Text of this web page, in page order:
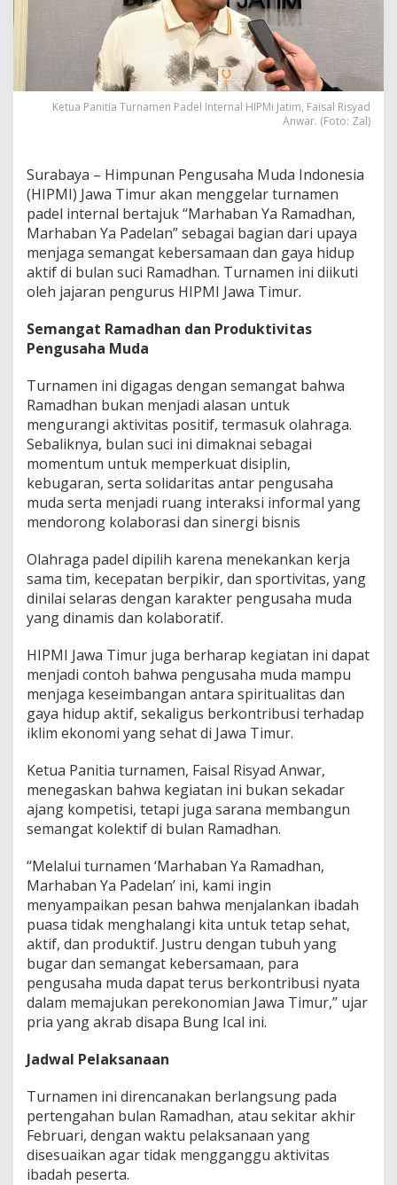
u
e
n
e
I
n
e
r
n
a
S
u
t
R
a
m
a
d
h
a
Ketua Panitia Turnamen Padel Internal HIPMi Jatim, Faisal Risyad
Anwar. (Foto: Zal)
Surabaya – Himpunan Pengusaha Muda Indonesia
(HIPMI) Jawa Timur akan menggelar turnamen
padel internal bertajuk “Marhaban Ya Ramadhan,
Marhaban Ya Padelan” sebagai bagian dari upaya
menjaga semangat kebersamaan dan gaya hidup
aktif di bulan suci Ramadhan. Turnamen ini diikuti
oleh jajaran pengurus HIPMI Jawa Timur.
Semangat Ramadhan dan Produktivitas
Pengusaha Muda
Turnamen ini digagas dengan semangat bahwa
Ramadhan bukan menjadi alasan untuk
mengurangi aktivitas positif, termasuk olahraga.
Sebaliknya, bulan suci ini dimaknai sebagai
momentum untuk memperkuat disiplin,
kebugaran, serta solidaritas antar pengusaha
muda serta menjadi ruang interaksi informal yang
mendorong kolaborasi dan sinergi bisnis
Olahraga padel dipilih karena menekankan kerja
sama tim, kecepatan berpikir, dan sportivitas, yang
dinilai selaras dengan karakter pengusaha muda
yang dinamis dan kolaboratif.
HIPMI Jawa Timur juga berharap kegiatan ini dapat
menjadi contoh bahwa pengusaha muda mampu
menjaga keseimbangan antara spiritualitas dan
gaya hidup aktif, sekaligus berkontribusi terhadap
iklim ekonomi yang sehat di Jawa Timur.
Ketua Panitia turnamen, Faisal Risyad Anwar,
menegaskan bahwa kegiatan ini bukan sekadar
ajang kompetisi, tetapi juga sarana membangun
semangat kolektif di bulan Ramadhan.
“Melalui turnamen ‘Marhaban Ya Ramadhan,
Marhaban Ya Padelan’ ini, kami ingin
menyampaikan pesan bahwa menjalankan ibadah
puasa tidak menghalangi kita untuk tetap sehat,
aktif, dan produktif. Justru dengan tubuh yang
bugar dan semangat kebersamaan, para
pengusaha muda dapat terus berkontribusi nyata
dalam memajukan perekonomian Jawa Timur,” ujar
pria yang akrab disapa Bung Ical ini.
Jadwal Pelaksanaan
Turnamen ini direncanakan berlangsung pada
pertengahan bulan Ramadhan, atau sekitar akhir
Februari, dengan waktu pelaksanaan yang
disesuaikan agar tidak mengganggu aktivitas
ibadah peserta.